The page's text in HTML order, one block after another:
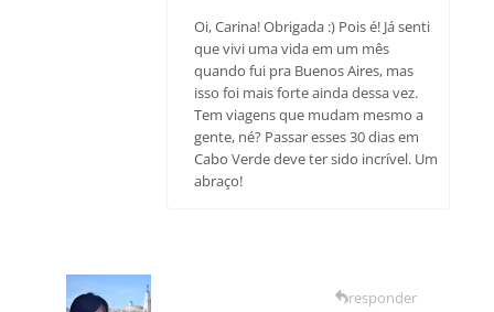
Oi, Carina! Obrigada :) Pois é! Já senti
que vivi uma vida em um mês
quando fui pra Buenos Aires, mas
isso foi mais forte ainda dessa vez.
Tem viagens que mudam mesmo a
gente, né? Passar esses 30 dias em
Cabo Verde deve ter sido incrível. Um
abraço!
responder